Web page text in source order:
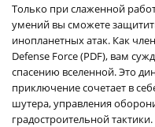
Только при слаженной
умений вы сможете
инопланетных атак. Как
Defense Force (PDF), вам
спасению вселенной. Это
приключение сочетает в
шутера, управления
градостроительной тактики.